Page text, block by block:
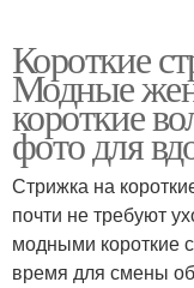
Короткие
Модные
короткие
фото для
Стрижка на
почти не требуют
модными короткие
время для смены